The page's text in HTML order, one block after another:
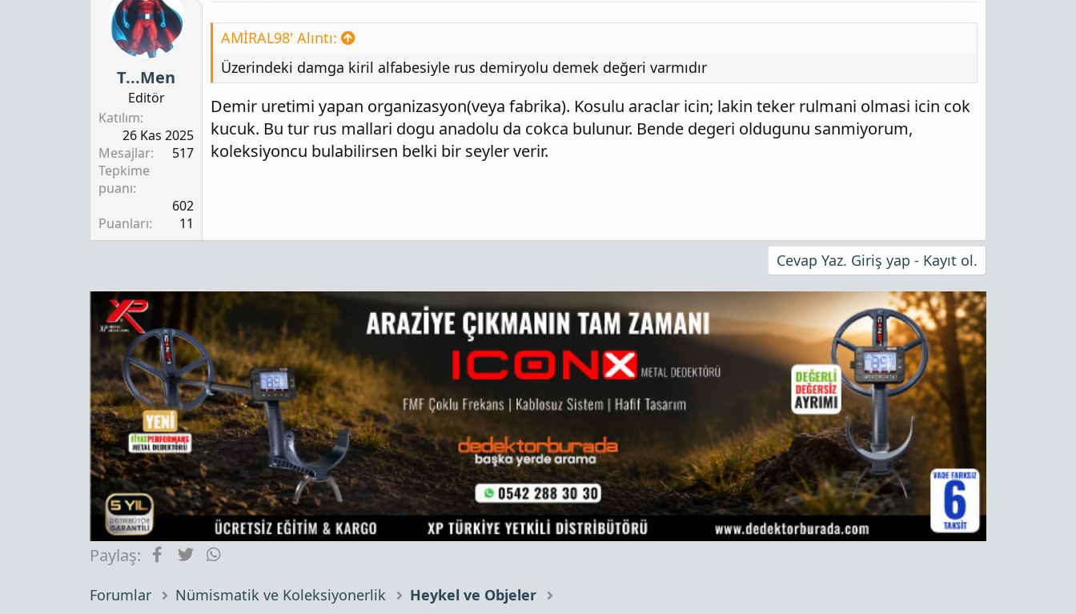
T...Men
Editör
Katılım
26 Kas 2025
Mesajlar
517
Tepkime
puanı
602
Puanları
11
AMİRAL98' Alıntı:
Üzerindeki damga kiril alfabesiyle rus demiryolu demek değeri varmıdır
Demir uretimi yapan organizasyon(veya fabrika). Kosulu araclar icin; lakin teker rulmani olmasi icin cok
kucuk. Bu tur rus mallari dogu anadolu da cokca bulunur. Bende degeri oldugunu sanmiyorum,
koleksiyoncu bulabilirsen belki bir seyler verir.
Cevap Yaz. Giriş yap - Kayıt ol.
Paylaş: Facebook
TwitterWhatsApp
Forumlar Nümismatik ve Koleksiyonerlik Heykel ve Objeler